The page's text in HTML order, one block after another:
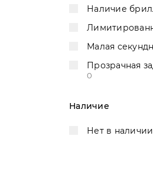
Vacheron
Zenith15
Наличие
Малая
Прозрачная
0
Наличие
Нет в наличии